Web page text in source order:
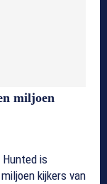
miljoen
is
kijkers van